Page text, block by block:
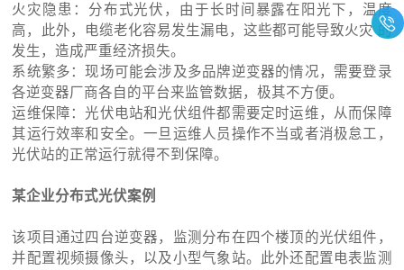
火灾隐患：分布式光伏，由于长时间暴露在阳光下，温度
高，此外，电缆老化容易发生漏电，这些都可能导致火灾 的
发生，造成严重经济损失。
系统繁多：现场可能会涉及多品牌逆变器的情况，需要登录
各逆变器厂商各自的平台来监管数据，极其不方便。
运维保障：光伏电站和光伏组件都需要定时运维，从而保障
其运行效率和安全。一旦运维人员操作不当或者消极怠工，
光伏站的正常运行就得不到保障。
某企业分布式光伏案例
该项目通过四台逆变器，监测分布在四个楼顶的光伏组件，
并配置视频摄像头，以及小型气象站。此外还配置电表监测